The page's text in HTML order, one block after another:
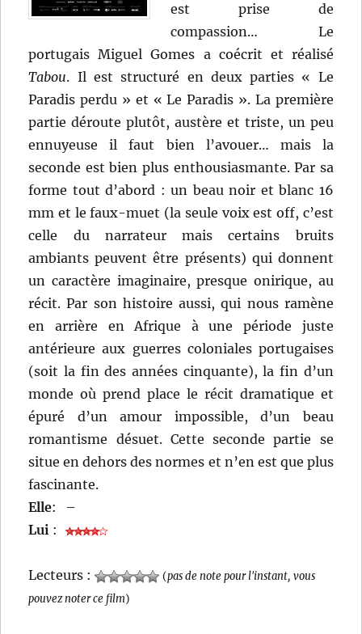
est prise de
compassion… Le
portugais Miguel Gomes a coécrit et réalisé
Tabou. Il est structuré en deux parties « Le
Paradis perdu » et « Le Paradis ». La première
partie déroute plutôt, austère et triste, un peu
ennuyeuse il faut bien l’avouer… mais la
seconde est bien plus enthousiasmante. Par sa
forme tout d’abord : un beau noir et blanc 16
mm et le faux-muet (la seule voix est off, c’est
celle du narrateur mais certains bruits
ambiants peuvent être présents) qui donnent
un caractère imaginaire, presque onirique, au
récit. Par son histoire aussi, qui nous ramène
en arrière en Afrique à une période juste
antérieure aux guerres coloniales portugaises
(soit la fin des années cinquante), la fin d’un
monde où prend place le récit dramatique et
épuré d’un amour impossible, d’un beau
romantisme désuet. Cette seconde partie se
situe en dehors des normes et n’en est que plus
fascinante.
Elle:
–
Lui :
Lecteurs : (pas de note pour l'instant, vous
pouvez noter ce film)